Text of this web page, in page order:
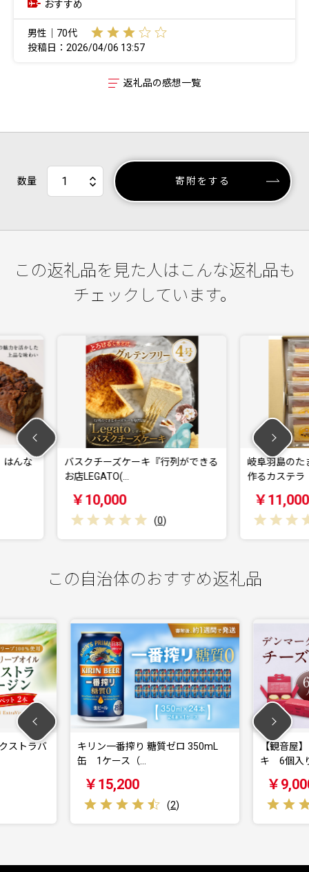
おすすめ
男性｜70代
投稿日：2026/04/06 13:57
返礼品の感想一覧
数量 寄附をする
この返礼品を見た人はこんな返礼品も
チェックしています。
『行列ができる
岐阜羽島のたまごや「吉川養鶏」が
作るカステラ 1口…
￥11,000
のま
雫」
この自治体のおすすめ返礼品
搾り 糖質ゼロ 350mL
【観音屋】デンマークチーズケー